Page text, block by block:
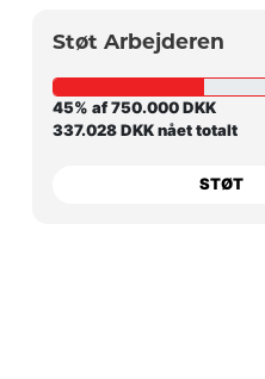
Støt Arbejderen
45% af 750.000 DKK
337.028 DKK nået totalt
STØT